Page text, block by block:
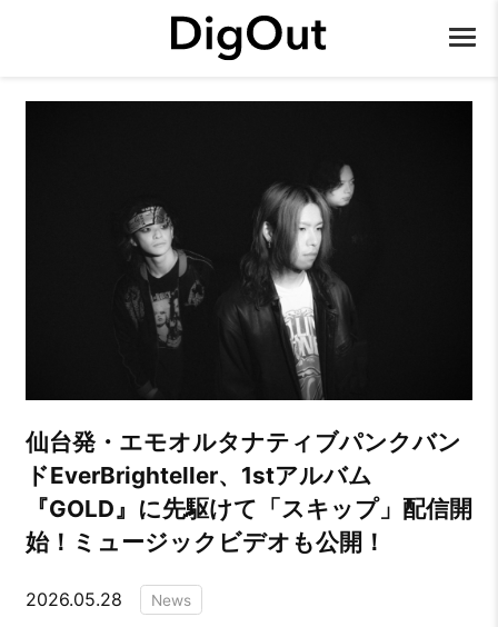
仙台発・エモオルタナティブパンクバン
ドEverBrighteller、1stアルバム
『GOLD』に先駆けて「スキップ」配信開
始！ミュージックビデオも公開！
2026.05.28 News